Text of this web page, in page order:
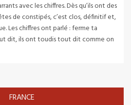
avec les chiffres. Dès qu’ils ont des
de constipés, c’est clos, définitif et,
Les chiffres ont parlé : ferme ta
dit, ils ont toudis tout dit comme on
FRANCE